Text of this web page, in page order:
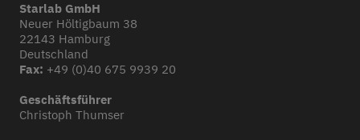
Starlab GmbH
Neuer Höltigbaum 38
22143 Hamburg
Deutschland
Fax: +49 (0)40 675 9939 20
Geschäftsführer
Christoph Thumser